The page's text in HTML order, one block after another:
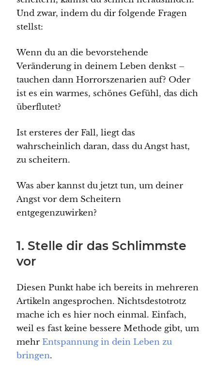
Und zwar, indem du dir folgende Fragen
stellst:
Wenn du an die bevorstehende
Veränderung in deinem Leben denkst –
tauchen dann Horrorszenarien auf? Oder
ist es ein warmes, schönes Gefühl, das dich
überflutet?
Ist ersteres der Fall, liegt das
wahrscheinlich daran, dass du Angst hast,
zu scheitern.
Was aber kannst du jetzt tun, um deiner
Angst vor dem Scheitern
entgegenzuwirken?
1. Stelle dir das Schlimmste
vor
Diesen Punkt habe ich bereits in mehreren
Artikeln angesprochen. Nichtsdestotrotz
mache ich es hier noch einmal. Einfach,
weil es fast keine bessere Methode gibt, um
mehr Entspannung in dein Leben zu
bringen.